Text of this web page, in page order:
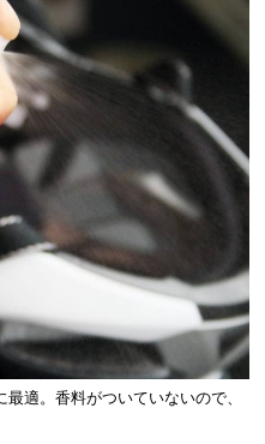
適。香料がついていないので、